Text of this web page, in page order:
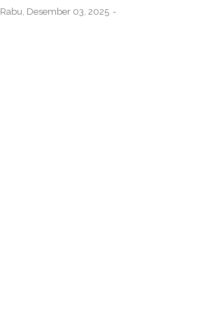
Rabu, Desember 03, 2025